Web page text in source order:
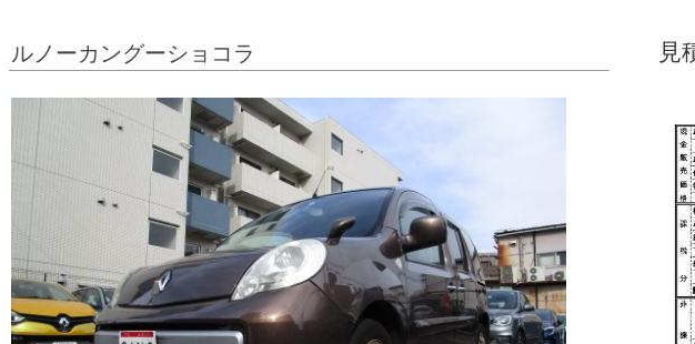
ルノーカングーショコラ
見